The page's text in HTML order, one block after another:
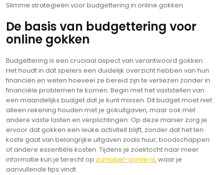
Slimme strategieën voor budgettering in online gokken
De basis van budgettering voor
online gokken
Budgettering is een cruciaal aspect van verantwoord gokken.
Het houdt in dat spelers een duidelijk overzicht hebben van hun
financiën en weten hoeveel ze bereid zijn te verliezen zonder in
financiële problemen te komen. Begin met het vaststellen van
een maandelijks budget dat je kunt missen. Dit budget moet niet
alleen rekening houden met je gokuitgaven, maar ook met
andere vaste lasten en verplichtingen. Op deze manier zorg je
ervoor dat gokken een leuke activiteit blijft, zonder dat het ten
koste gaat van belangrijke uitgaven zoals huur, boodschappen
of andere essentiële kosten. Tijdens je zoektocht naar meer
informatie kun je terecht op zumobet-game.nl, waar je
aanvullende tips vindt.